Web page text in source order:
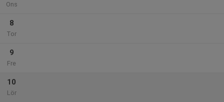
Ons
8
Tor
9
Fre
10
Lör